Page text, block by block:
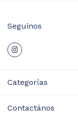
Seguinos
Categorías
Contactános